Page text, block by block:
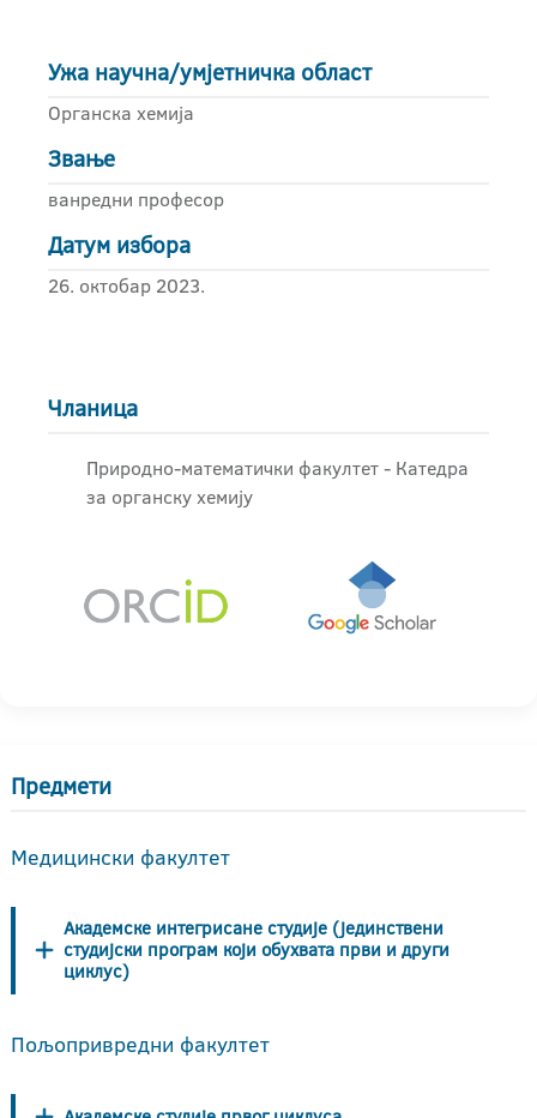
Ужа научна/умјетничка област
Органска хемија
Звање
ванредни професор
Датум избора
26. октобар 2023.
Чланица
Природно-математички факултет - Катедра
за органску хемију
Предмети
Медицински факултет
Академске интегрисане студије (јединствени
студијски програм који обухвата први и други
циклус)
Пољопривредни факултет